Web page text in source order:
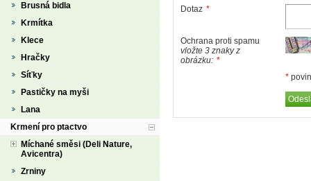
Dotaz *
Ochrana proti spamu
vložte 3 znaky z
obrázku: *
*
Brusná bidla
Krmítka
Klece
Hračky
Síťky
Pastičky na myši
Lana
Krmení pro ptactvo
Míchané směsi (Deli Nature,
Avicentra)
Zrniny